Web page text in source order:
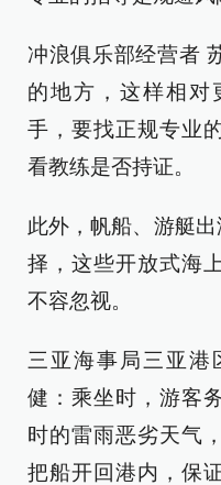
冲浪俱乐部经营者
的地方，这样相对
手，要找正规专业
看教练是否持证。
此外，帆船、游艇
择，这些开放式海
不容忽视。
三亚海事局三亚港
健：乘坐时，游客
时的雷雨恶劣天气
把船开回港内，保